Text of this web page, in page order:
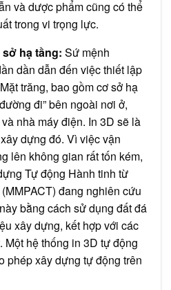
và dược phẩm cũng có thể
trong vi trọng lực.
hạ tầng: Sứ mệnh
dần dẫn đến việc thiết lập
trăng, bao gồm cơ sở hạ
đi” bên ngoài nơi ở,
nhà máy điện. In 3D sẽ là
dựng đó. Vì việc vận
lên không gian rất tốn kém,
Tự động Hành tinh từ
đang nghiên cứu
bằng cách sử dụng đất đá
xây dựng, kết hợp với các
Một hệ thống in 3D tự động
phép xây dựng tự động trên